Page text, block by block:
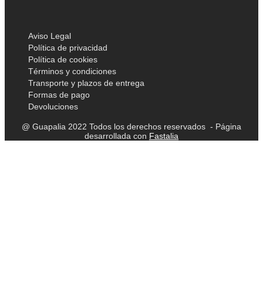
Aviso Legal
Política de privacidad
Política de cookies
Términos y condiciones
Transporte y plazos de entrega
Formas de pago
Devoluciones
@ Guapalia 2022 Todos los derechos reservados - Página
desarrollada con Fastalia